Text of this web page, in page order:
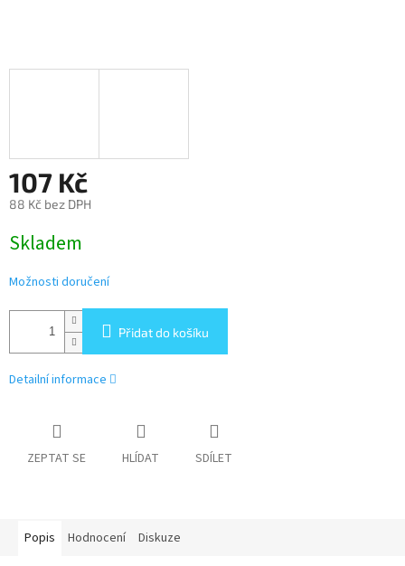
107 Kč
88 Kč bez DPH
cena:
Skladem
Možnosti doručení
Přidat do košíku
Detailní informace
ZEPTAT SE HLÍDAT SDÍLET
Popis Hodnocení Diskuze